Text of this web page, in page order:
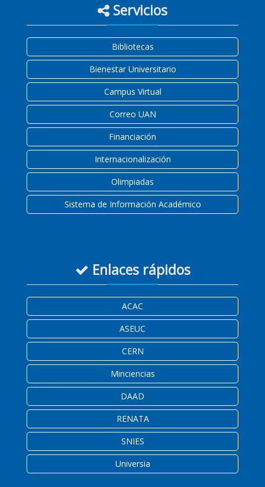
Servicios
Bibliotecas
Bienestar Universitario
Campus Virtual
Correo UAN
Financiación
Internacionalización
Olimpiadas
Sistema de Información Académico
Enlaces rápidos
ACAC
ASEUC
CERN
Minciencias
DAAD
RENATA
SNIES
Universia